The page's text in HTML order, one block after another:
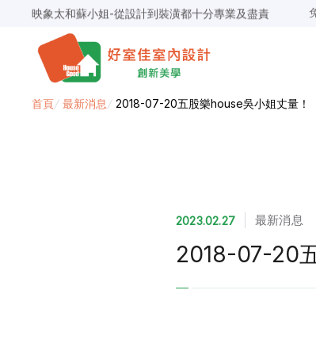
映象太和蘇小姐-從設計到裝潢都十分專業及盡責
超級F1歐小姐-設計跟材料的品質都很優質，建議實用
說明仔細流程順暢，注意施工上細節，施工團隊專業細心
毛胚屋裝修推薦，設計師與工務完美配合，效果非常滿意
春城越蔡先生-設計師溝通規劃完善，整體來說相當滿意
首頁/ 最新消息 / 2018-07-20五股樂house吳小姐丈量！
2023.02.27 最新消息
2018-07-20